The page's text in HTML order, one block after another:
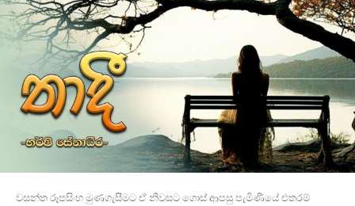
වසන්ත රූපසිංහ මුණගැසීමට ඒ නිවසට ගොස් ආපසු පැමිණියේ එතරම්